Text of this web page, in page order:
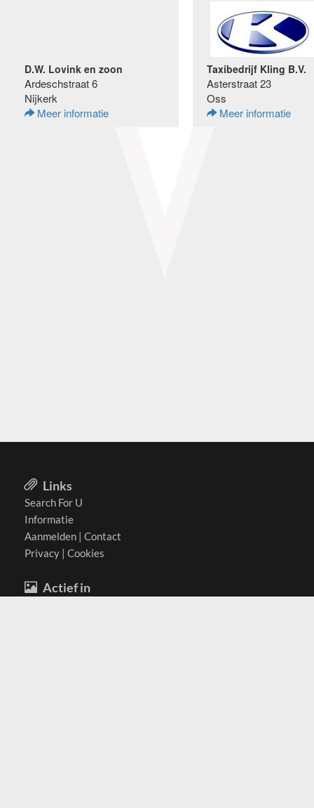
D.W. Lovink en zoon
Ardeschstraat 6
Nijkerk
Meer informatie
Taxibedrijf Kling B.V.
Asterstraat 23
Oss
Meer informatie
Links
Search For U
Informatie
Aanmelden | Contact
Privacy | Cookies
Actief in